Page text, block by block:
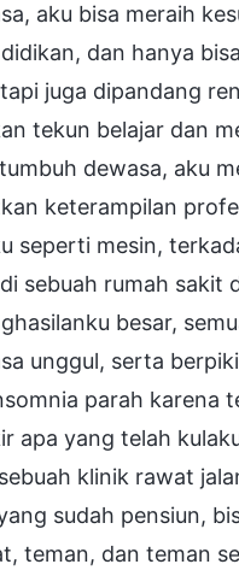
aku bisa meraih
dan hanya
juga dipandang
tekun belajar dan
dewasa, aku
keterampilan
seperti mesin,
sebuah rumah sakit
besar,
unggul, serta
parah karena
apa yang telah
klinik rawat
sudah pensiun,
teman, dan teman